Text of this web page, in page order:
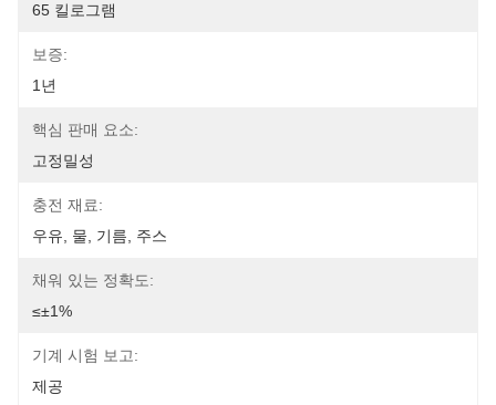
65 킬로그램
보증:
1년
핵심 판매 요소:
고정밀성
충전 재료:
우유, 물, 기름, 주스
채워 있는 정확도:
≤±1%
기계 시험 보고:
제공